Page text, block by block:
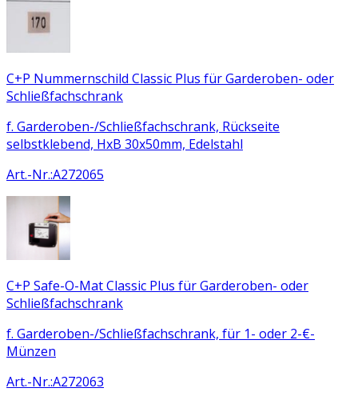
C+P Nummernschild Classic Plus für Garderoben- oder
Schließfachschrank
f. Garderoben-/Schließfachschrank, Rückseite
selbstklebend, HxB 30x50mm, Edelstahl
Art.-Nr.:A272065
C+P Safe-O-Mat Classic Plus für Garderoben- oder
Schließfachschrank
f. Garderoben-/Schließfachschrank, für 1- oder 2-€-
Münzen
Art.-Nr.:A272063